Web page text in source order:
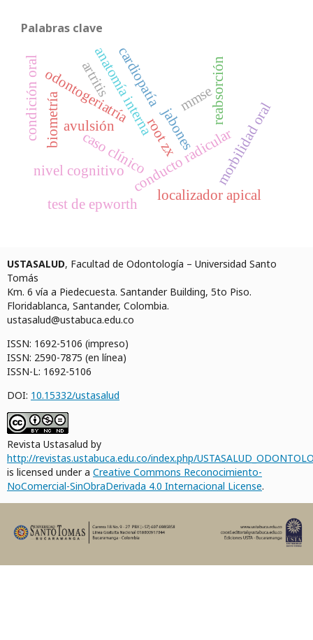
Palabras clave
jabones
mmse
anatomía interna
conducto radicular
caso clínico
reabsorción
localizador apical
nivel cognitivo morbilidad oral
odontogeriatría
condición oral cardiopatía
root zx
test de epworth
artritis
avulsión
biometría
USTASALUD, Facultad de Odontología – Universidad Santo
Tomás
Km. 6 vía a Piedecuesta. Santander Building, 5to Piso.
Floridablanca, Santander, Colombia.
ustasalud@ustabuca.edu.co
ISSN: 1692-5106 (impreso)
ISSN: 2590-7875 (en línea)
ISSN-L: 1692-5106
DOI: 10.15332/ustasalud
Revista Ustasalud by
http://revistas.ustabuca.edu.co/index.php/
is licensed under a Creative Commons Reconocimiento-
NoComercial-SinObraDerivada 4.0 Internacional License.